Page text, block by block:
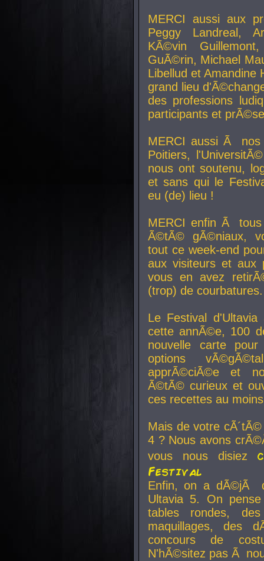
MERCI aussi aux
Peggy Landreal,
KÃ©vin
GuÃ©rin, Michael
Libellud et Amandine
grand lieu
des professions
participants et
MERCI aussi Ã nos
Poitiers,
nous ont soutenu,
et sans qui le
eu (de) lieu !
MERCI enfin Ã
Ã©tÃ© gÃ©niaux,
tout ce week-end
aux visiteurs et aux
vous en avez
(trop) de courbatures.
Le Festival
cette annÃ©e, 100
nouvelle carte
options
apprÃ©ciÃ©e et
Ã©tÃ© curieux et
ces recettes au
Mais de votre
4 ? Nous avons
vous nous disiez
Festival
Enfin, on a dÃ©jÃ
Ultavia 5. On
tables rondes,
maquillages, des
concours de
N'hÃ©sitez pas Ã